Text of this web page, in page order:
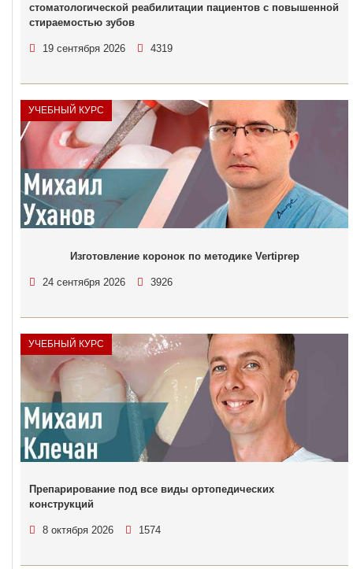
стоматологической реабилитации пациентов с повышенной
стираемостью зубов
19 сентября 2026 4319
УЧЕБНЫЙ КУРС
Изготовление коронок по методике Vertiprep
24 сентября 2026 3926
УЧЕБНЫЙ КУРС
Препарирование под все виды ортопедических
конструкций
8 октября 2026 1574